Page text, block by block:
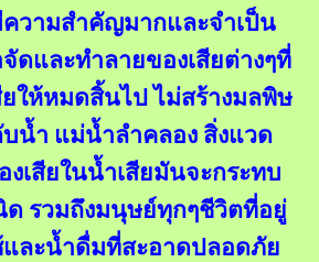
วามสำคัญมากและจำเป็น
ดและทำลายของเสียต่างๆที่
ให้หมดสิ้นไป ไม่สร้างมลพิษ
น้ำ แม่น้ำลำคลอง สิ่งแวด
เสียในน้ำเสียมันจะกระทบ
ด รวมถึงมนุษย์ทุกๆชีวิตที่อยู่
ละน้ำดื่มที่สะอาดปลอดภัย